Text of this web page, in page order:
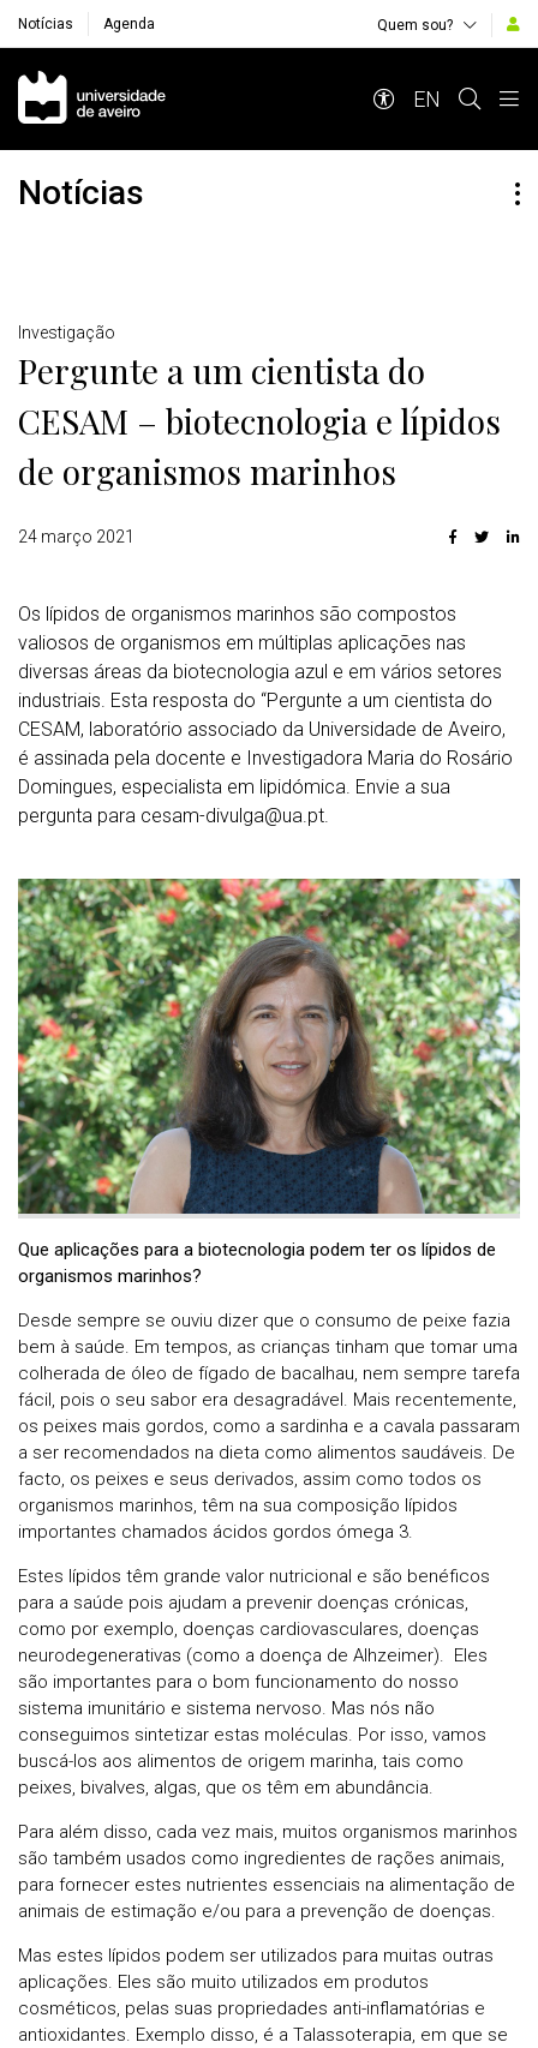
Notícias Agenda Quem sou?
Navegação Principal
EN
Notícias
Detalhes
Investigação
Pergunte a um cientista do
CESAM – biotecnologia e lípidos
de organismos marinhos
24 março 2021
Os lípidos de organismos marinhos são compostos
valiosos de organismos em múltiplas aplicações nas
diversas áreas da biotecnologia azul e em vários setores
industriais. Esta resposta do “Pergunte a um cientista do
CESAM, laboratório associado da Universidade de Aveiro,
é assinada pela docente e Investigadora Maria do Rosário
Domingues, especialista em lipidómica. Envie a sua
pergunta para cesam-divulga@ua.pt.
Que aplicações para a biotecnologia podem ter os lípidos de
organismos marinhos?
Desde sempre se ouviu dizer que o consumo de peixe fazia
bem à saúde. Em tempos, as crianças tinham que tomar uma
colherada de óleo de fígado de bacalhau, nem sempre tarefa
fácil, pois o seu sabor era desagradável. Mais recentemente,
os peixes mais gordos, como a sardinha e a cavala passaram
a ser recomendados na dieta como alimentos saudáveis. De
facto, os peixes e seus derivados, assim como todos os
organismos marinhos, têm na sua composição lípidos
importantes chamados ácidos gordos ómega 3.
Estes lípidos têm grande valor nutricional e são benéficos
para a saúde pois ajudam a prevenir doenças crónicas,
como por exemplo, doenças cardiovasculares, doenças
neurodegenerativas (como a doença de Alhzeimer). Eles
são importantes para o bom funcionamento do nosso
sistema imunitário e sistema nervoso. Mas nós não
conseguimos sintetizar estas moléculas. Por isso, vamos
buscá-los aos alimentos de origem marinha, tais como
peixes, bivalves, algas, que os têm em abundância.
Para além disso, cada vez mais, muitos organismos marinhos
são também usados como ingredientes de rações animais,
para fornecer estes nutrientes essenciais na alimentação de
animais de estimação e/ou para a prevenção de doenças.
Mas estes lípidos podem ser utilizados para muitas outras
aplicações. Eles são muito utilizados em produtos
cosméticos, pelas suas propriedades anti-inflamatórias e
antioxidantes. Exemplo disso, é a Talassoterapia, em que se